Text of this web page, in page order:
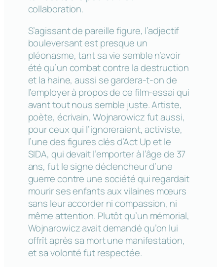
collaboration.
S’agissant de pareille figure, l’adjectif
bouleversant est presque un
pléonasme, tant sa vie semble n’avoir
été qu’un combat contre la destruction
et la haine, aussi se gardera-t-on de
l’employer à propos de ce film-essai qui
avant tout nous semble juste. Artiste,
poète, écrivain, Wojnarowicz fut aussi,
pour ceux qui l’ignoreraient, activiste,
l’une des figures clés d’Act Up et le
SIDA, qui devait l’emporter à l’âge de 37
ans, fut le signe déclencheur d’une
guerre contre une société qui regardait
mourir ses enfants aux vilaines mœurs
sans leur accorder ni compassion, ni
même attention. Plutôt qu’un mémorial,
Wojnarowicz avait demandé qu’on lui
offrît après sa mort une manifestation,
et sa volonté fut respectée.